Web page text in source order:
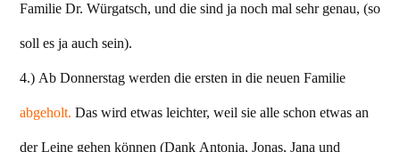
Familie Dr. Würgatsch, und die sind ja noch mal sehr genau, (so
soll es ja auch sein).
4.) Ab Donnerstag werden die ersten in die neuen Familie
abgeholt. Das wird etwas leichter, weil sie alle schon etwas an
der Leine gehen können (Dank Antonia, Jonas, Jana und